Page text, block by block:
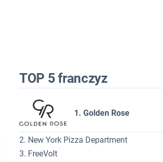
TOP 5 franczyz
1. Golden Rose
2. New York Pizza Department
3. FreeVolt